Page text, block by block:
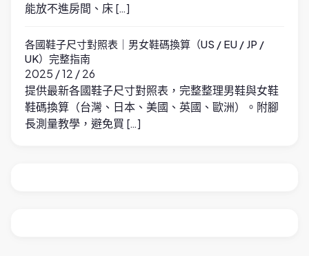
能放不進房間、床 […]
各國鞋子尺寸對照表｜男女鞋碼換算（US / EU / JP /
UK）完整指南
2025 / 12 / 26
提供最新各國鞋子尺寸對照表，完整整理男鞋與女鞋
鞋碼換算（台灣、日本、美國、英國、歐洲）。附腳
長測量教學，避免買 […]